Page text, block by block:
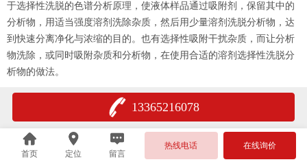
于选择性洗脱的色谱分析原理，使液体样品通过吸附剂，保留其中的
分析物，用适当强度溶剂洗除杂质，然后用少量溶剂洗脱分析物，达
到快速分离净化与浓缩的目的。也有选择性吸附干扰杂质，而让分析
物洗除，或同时吸附杂质和分析物，在使用合适的溶剂选择性洗脱分
析物的做法。
13365216078
首页 定位 留言
热线电话 在线询价